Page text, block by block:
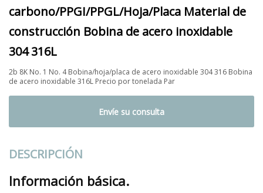
carbono/PPGI/PPGL/Hoja/Placa Material de
construcción Bobina de acero inoxidable
304 316L
2b 8K No. 1 No. 4 Bobina/hoja/placa de acero inoxidable 304 316 Bobina
de acero inoxidable 316L Precio por tonelada Par
Envíe su consulta
DESCRIPCIÓN
Información básica.